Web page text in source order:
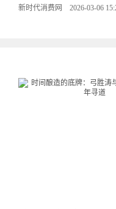
新时代消费网 2026-03-06